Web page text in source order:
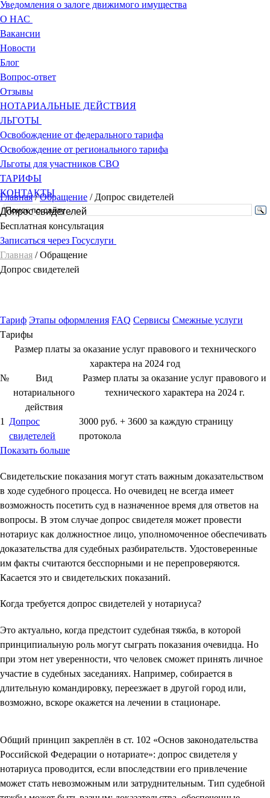
Уведомления о залоге движимого имущества
О НАС
Вакансии
Новости
Блог
Вопрос-ответ
Отзывы
НОТАРИАЛЬНЫЕ ДЕЙСТВИЯ
ЛЬГОТЫ
Освобождение от федерального тарифа
Освобождение от регионального тарифа
Льготы для участников СВО
ТАРИФЫ
КОНТАКТЫ
Главная / Обращение / Допрос свидетелей
Допрос свидетелей
Бесплатная консультация
Записаться через Госуслуги
Главная /Обращение
Допрос свидетелей
Тариф Этапы оформления FAQ Сервисы Смежные услуги
Тарифы
Размер платы за оказание услуг правового и технического
характера на 2024 год
№
Вид
нотариального
действия
Размер платы за оказание услуг правового и
технического характера на 2024 г.
1
Допрос
свидетелей
3000 руб. + 3600 за каждую страницу
протокола
Показать больше
Свидетельские показания могут стать важным доказательством
в ходе судебного процесса. Но очевидец не всегда имеет
возможность посетить суд в назначенное время для ответов на
вопросы. В этом случае допрос свидетеля может провести
нотариус как должностное лицо, уполномоченное обеспечивать
доказательства для судебных разбирательств. Удостоверенные
им факты считаются бесспорными и не перепроверяются.
Касается это и свидетельских показаний.
Когда требуется допрос свидетелей у нотариуса?
Это актуально, когда предстоит судебная тяжба, в которой
принципиальную роль могут сыграть показания очевидца. Но
при этом нет уверенности, что человек сможет принять личное
участие в судебных заседаниях. Например, собирается в
длительную командировку, переезжает в другой город или,
возможно, вскоре окажется на лечении в стационаре.
Общий принцип закреплён в ст. 102 «Основ законодательства
Российской Федерации о нотариате»: допрос свидетеля у
нотариуса проводится, если впоследствии его привлечение
может стать невозможным или затруднительным. Тип судебной